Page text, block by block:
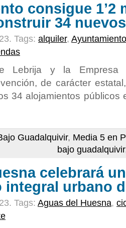
consigue 1’2
34
Tags: alquiler, Ayuntamiento
Lebrija y la Empresa
de carácter
34 alojamientos públicos
Guadalquivir, Media 5 en
bajo guadalquivir
celebrará
integral urbano
Tags: Aguas del Huesna,